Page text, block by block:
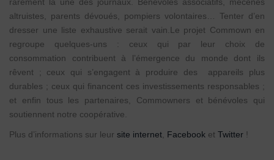
altruistes, parents dévoués, pompiers volontaires… Tenter d’en
dresser une liste exhaustive serait vain.Le projet Commown en
regroupe quelques-uns : ceux qui par leur choix de
consommation contribuent à l’émergence du monde dont ils
rêvent ; ceux qui s’engagent à produire des appareils plus
durables ; ceux qui financent ces investissements responsables ;
et enfin tous les partenaires, Commowners et bénévoles qui
soutiennent notre coopérative.
Plus d’informations sur leur site internet Facebook et Twitter !